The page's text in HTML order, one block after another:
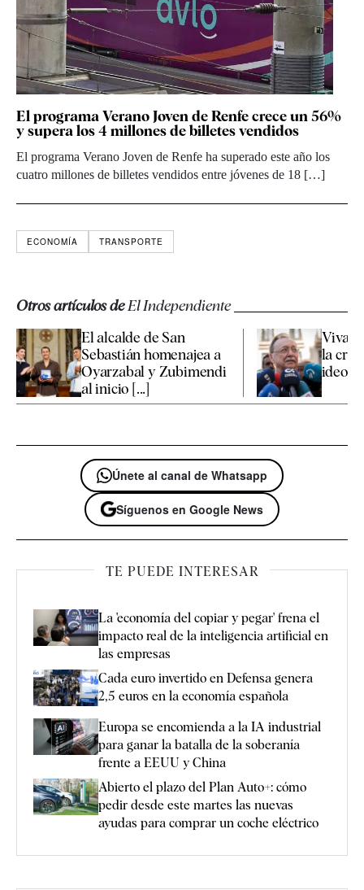
El programa Verano Joven de Renfe crece un 56%
y supera los 4 millones de billetes vendidos
El programa Verano Joven de Renfe ha superado este año los
cuatro millones de billetes vendidos entre jóvenes de 18 […]
ECONOMÍA TRANSPORTE
Otros artículos deEl Independiente
El alcalde de San
Sebastián homenajea a
Oyarzabal y Zubimendi
al inicio [...]
Vivas
la
Únete al canal de Whatsapp
Síguenos en Google News
TE PUEDE INTERESAR
La 'economía del copiar y pegar' frena el
impacto real de la inteligencia artificial en
las empresas
Cada euro invertido en Defensa genera
2,5 euros en la economía española
Europa se encomienda a la IA industrial
para ganar la batalla de la soberanía
frente a EEUU y China
Abierto el plazo del Plan Auto+: cómo
pedir desde este martes las nuevas
ayudas para comprar un coche eléctrico